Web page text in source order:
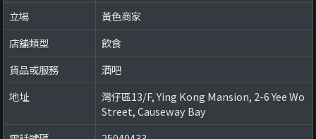
立場
黃色商家
店舖類型
飲食
貨品或服務
酒吧
地址
灣仔區13/F, Ying Kong Mansion, 2-6 Yee Wo
Street, Causeway Bay